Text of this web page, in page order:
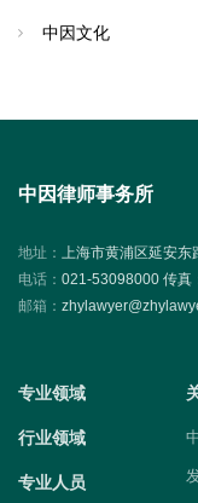
中因文化
中因律师事务所
地址：
上海市黄浦区延安
电话： 021-53098000 传真
邮箱：
专业领域
行业领域
专业人员